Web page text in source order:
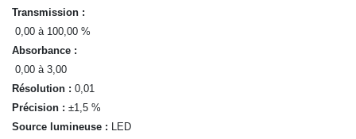
Transmission :
0,00 à 100,00 %
Absorbance :
0,00 à 3,00
Résolution : 0,01
Précision : ±1,5 %
Source lumineuse : LED